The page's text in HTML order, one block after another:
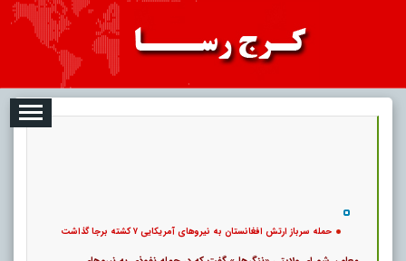
تبلیغات درباره ما ارتباط با ما
حمله سرباز ارتش افغانستان به نیروهای آمریکایی ۷ کشته برجا گذاشت